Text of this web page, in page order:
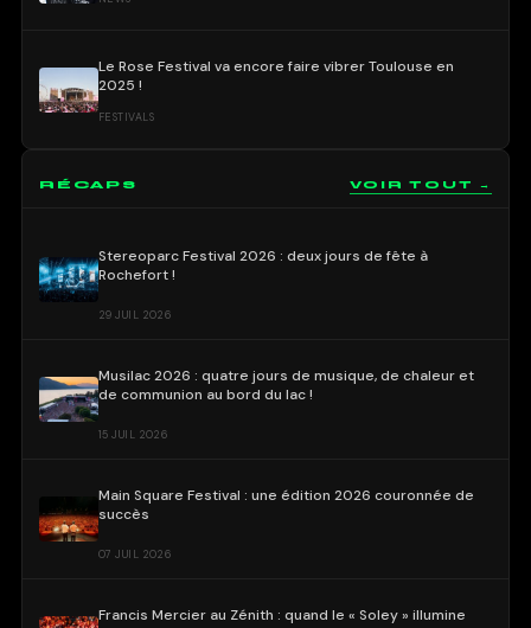
Le Rose Festival va encore faire vibrer Toulouse en
2025 !
FESTIVALS
RÉCAPS VOIR TOUT →
Stereoparc Festival 2026 : deux jours de fête à
Rochefort !
29 JUIL 2026
Musilac 2026 : quatre jours de musique, de chaleur et
de communion au bord du lac !
15 JUIL 2026
Main Square Festival : une édition 2026 couronnée de
succès
07 JUIL 2026
Francis Mercier au Zénith : quand le « Soley » illumine